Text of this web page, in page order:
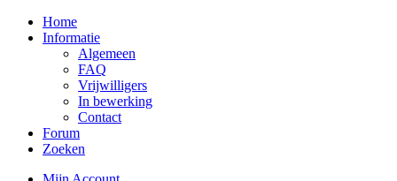
Home
Informatie
Algemeen
FAQ
Vrijwilligers
In bewerking
Contact
Forum
Zoeken